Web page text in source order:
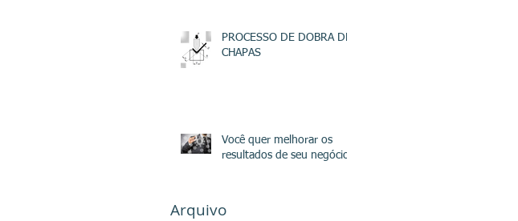
PROCESSO DE DOBRA DE
CHAPAS
Você quer melhorar os
resultados de seu negócio?
Arquivo